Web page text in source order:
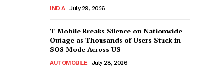
INDIA July 29, 2026
T-Mobile Breaks Silence on Nationwide
Outage as Thousands of Users Stuck in
SOS Mode Across US
AUTOMOBILE July 28, 2026